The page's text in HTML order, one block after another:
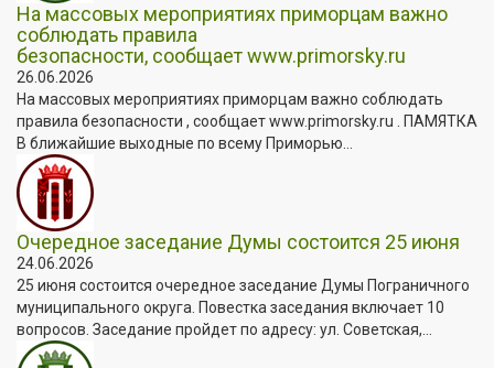
На массовых мероприятиях приморцам важно
соблюдать правила
безопасности, сообщает www.primorsky.ru
26.06.2026
На массовых мероприятиях приморцам важно соблюдать
правила безопасности , сообщает www.primorsky.ru . ПАМЯТКА
В ближайшие выходные по всему Приморью...
Очередное заседание Думы состоится 25 июня
24.06.2026
25 июня состоится очередное заседание Думы Пограничного
муниципального округа. Повестка заседания включает 10
вопросов. Заседание пройдет по адресу: ул. Советская,...